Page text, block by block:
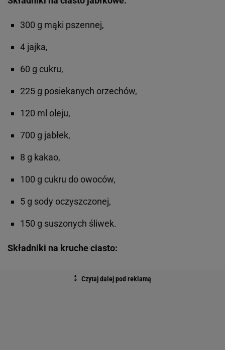
300 g mąki pszennej,
4 jajka,
60 g cukru,
225 g posiekanych orzechów,
120 ml oleju,
700 g jabłek,
8 g kakao,
100 g cukru do owoców,
5 g sody oczyszczonej,
150 g suszonych śliwek.
Składniki na kruche ciasto: